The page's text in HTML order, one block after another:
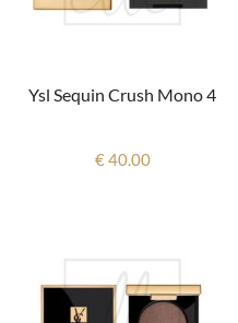
Ysl Sequin Crush Mono 4
€ 40.00